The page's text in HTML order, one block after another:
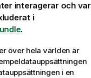
interagerar och var
i
.
över hela världen är
i en